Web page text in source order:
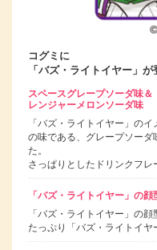
コグミに
「バズ・ライトイヤー」が
スペースグレープソーダ味＆
レンジャーメロンソーダ味
「バズ・ライトイヤー」の
の味である、グレープソー
た。
さっぱりとしたドリンクフレ
「バズ・ライトイヤー」の顔
「バズ・ライトイヤー」の
たっぷり「バズ・ライトイヤ